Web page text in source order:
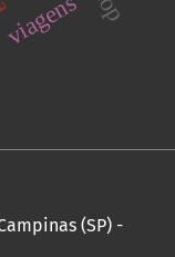
viagens
(SP) -